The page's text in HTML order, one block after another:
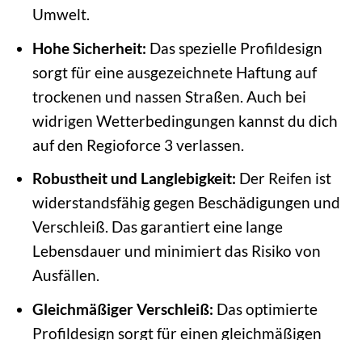
Umwelt.
Hohe Sicherheit: Das spezielle Profildesign
sorgt für eine ausgezeichnete Haftung auf
trockenen und nassen Straßen. Auch bei
widrigen Wetterbedingungen kannst du dich
auf den Regioforce 3 verlassen.
Robustheit und Langlebigkeit: Der Reifen ist
widerstandsfähig gegen Beschädigungen und
Verschleiß. Das garantiert eine lange
Lebensdauer und minimiert das Risiko von
Ausfällen.
Gleichmäßiger Verschleiß: Das optimierte
Profildesign sorgt für einen gleichmäßigen